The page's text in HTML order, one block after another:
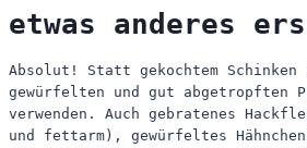
etwas anderes
Absolut! Statt gekochtem Schinken
gewürfelten und gut abgetropften
verwenden. Auch gebratenes
und fettarm), gewürfeltes